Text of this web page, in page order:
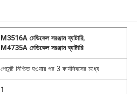
M3516A মেডিকেল সরঞ্জাম ব্যাটারি,
M4735A মেডিকেল সরঞ্জাম ব্যাটারি
পেমেন্ট নিশ্চিত হওয়ার পর 3 কার্যদিবসের মধ্যে
1